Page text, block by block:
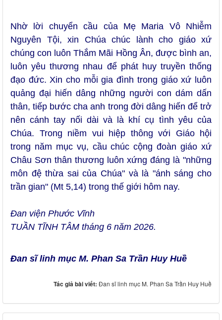
Nhờ lời chuyển cầu của Mẹ Maria Vô Nhiễm
Nguyên Tội, xin Chúa chúc lành cho giáo xứ
chúng con luôn Thắm Mãi Hồng Ân, được bình an,
luôn yêu thương nhau để phát huy truyền thống
đạo đức. Xin cho mỗi gia đình trong giáo xứ luôn
quảng đại hiến dâng những người con dám dấn
thân, tiếp bước cha anh trong đời dâng hiến để trở
nên cánh tay nối dài và là khí cụ tình yêu của
Chúa. Trong niềm vui hiệp thông với Giáo hội
trong năm mục vụ, cầu chúc cộng đoàn giáo xứ
Châu Sơn thân thương luôn xứng đáng là "những
môn đệ thừa sai của Chúa" và là "ánh sáng cho
trần gian" (Mt 5,14) trong thế giới hôm nay.
Đan viện Phước Vĩnh
TUẦN TĨNH TÂM tháng 6 năm 2026.
Đan sĩ linh mục M. Phan Sa Trần Huy Huề
Tác giả bài viết: Đan sĩ linh mục M. Phan Sa Trần Huy Huề